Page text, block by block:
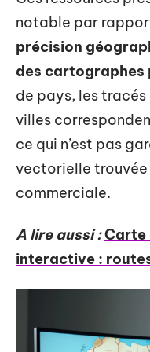
notable par
précision
des cartographes
de pays, les
villes
ce qui n’est pas
vectorielle trouvée
commerciale.
A lire aussi :Carte
interactive :